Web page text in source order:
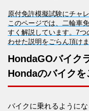
原付免許模擬試験にチャ
このページでは、二輪車
すく解説しています。7
わせた説明をごらん頂けま
HondaGOバイク
Hondaのバイクを
バイクに乗れるように